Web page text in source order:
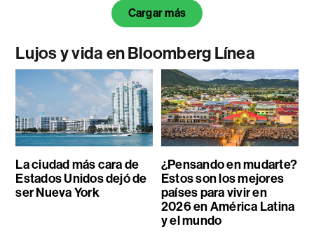
Cargar más
Lujos y vida en Bloomberg Línea
La ciudad más cara de
Estados Unidos dejó de
ser Nueva York
¿Pensando en mudarte?
Estos son los mejores
países para vivir en
2026 en América Latina
y el mundo